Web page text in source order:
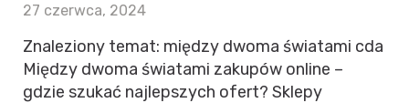
27 czerwca, 2024
Znaleziony temat: między dwoma światami cda
Między dwoma światami zakupów online –
gdzie szukać najlepszych ofert? Sklepy